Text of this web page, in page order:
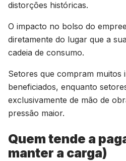
distorções históricas.
O impacto no bolso do
diretamente do lugar que a
cadeia de consumo.
Setores que compram muitos
beneficiados, enquanto
exclusivamente de mão de
pressão maior.
Quem tende a
manter a carga)